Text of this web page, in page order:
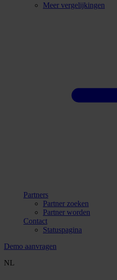
Meer vergelijkingen
Partners
Partner zoeken
Partner worden
Contact
Statuspagina
Demo aanvragen
NL